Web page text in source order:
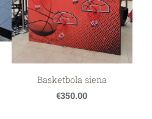
Basketbola siena
€350.00